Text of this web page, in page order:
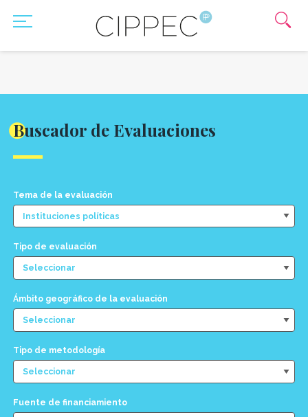
Buscador de Evaluaciones
Tema de la evaluación
Tipo de evaluación
Ámbito geográfico de la evaluación
Tipo de metodología
Fuente de financiamiento